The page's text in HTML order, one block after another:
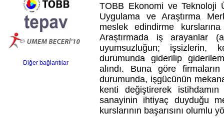
Diğer bağlantılar
TOBB Ekonomi ve Teknoloji
Uygulama ve Araştırma
meslek edindirme kurslarına
Araştırmada iş arayanlar
uyumsuzluğun; işsizlerin,
durumunda giderilip
alındı. Buna göre
durumunda, işgücünün mekana
kenti değiştirerek istihdamın
sanayinin ihtiyaç duyduğu
kurslarının başarısını olumlu